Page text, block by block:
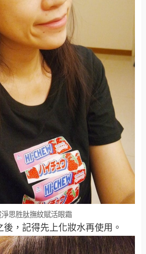
淨思胜肽撫紋賦活眼霜
，記得先上化妝水再使用。